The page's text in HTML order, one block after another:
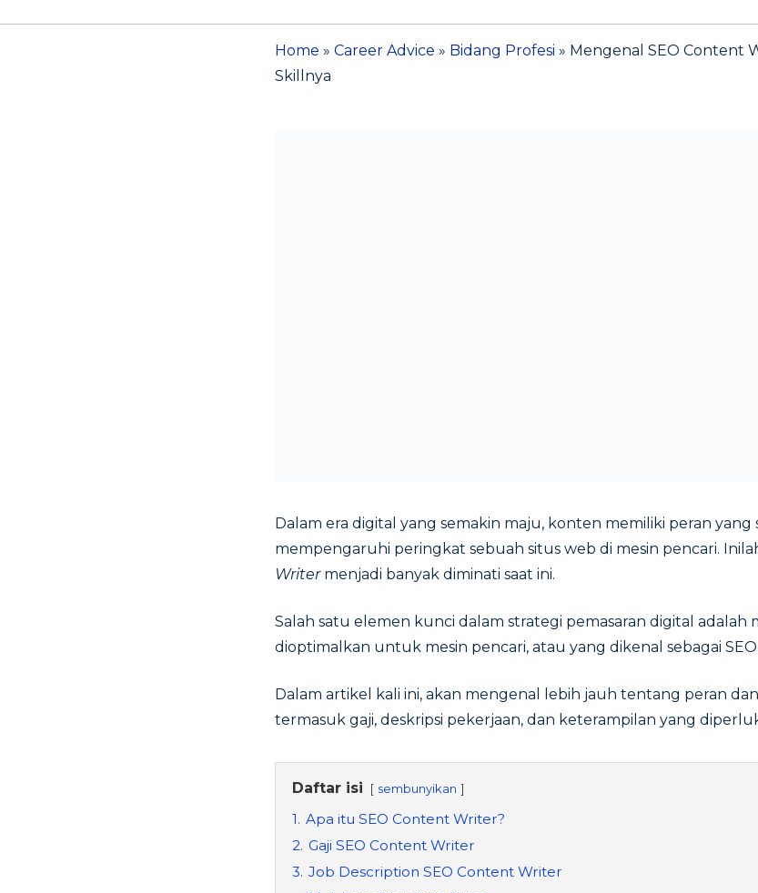
Home » Career Advice » Bidang Profesi » Mengenal SEO Content
Skillnya
Dalam era digital yang semakin maju, konten memiliki peran
mempengaruhi peringkat sebuah situs web di mesin pencari.
Writer menjadi banyak diminati saat ini.
Salah satu elemen kunci dalam strategi pemasaran digital adalah
dioptimalkan untuk mesin pencari, atau yang dikenal sebagai SEO
Dalam artikel kali ini, akan mengenal lebih jauh tentang peran
termasuk gaji, deskripsi pekerjaan, dan keterampilan yang
Daftar isi sembunyikan
1. Apa itu SEO Content Writer?
2. Gaji SEO Content Writer
3. Job Description SEO Content Writer